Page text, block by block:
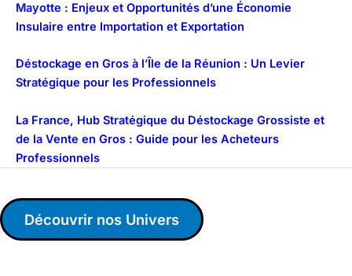
Mayotte : Enjeux et Opportunités d’une Économie
Insulaire entre Importation et Exportation
Déstockage en Gros à l’Île de la Réunion : Un Levier
Stratégique pour les Professionnels
La France, Hub Stratégique du Déstockage Grossiste et
de la Vente en Gros : Guide pour les Acheteurs
Professionnels
Découvrir nos Univers